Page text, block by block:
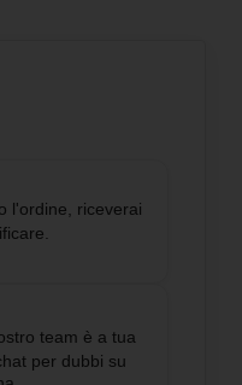
l'ordine, riceverai
team è a tua
per dubbi su